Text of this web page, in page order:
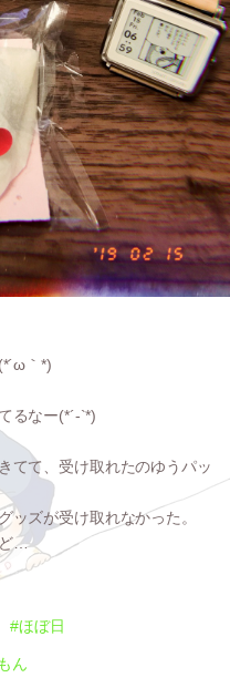
｀*)
るなー(*´-`*)
てて、受け取れたのゆうパッ
ッズが受け取れなかった。
ど…
#ほぼ日
ん